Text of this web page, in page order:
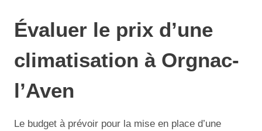
Évaluer le prix d’une
climatisation à Orgnac-
l’Aven
Le budget à prévoir pour la mise en place d’une